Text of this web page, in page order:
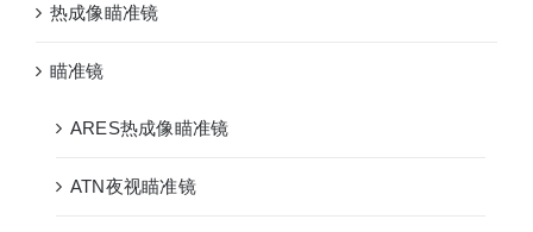
热成像瞄准镜
瞄准镜
ARES热成像瞄准镜
ATN夜视瞄准镜